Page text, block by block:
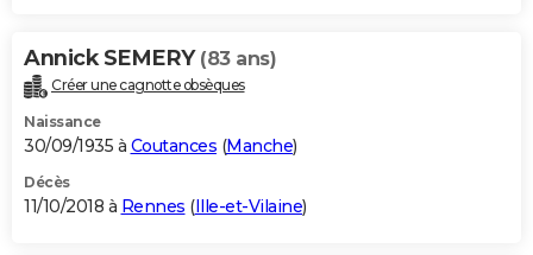
Annick SEMERY (83 ans)
Créer une cagnotte obsèques
Naissance
30/09/1935 à Coutances (Manche)
Décès
11/10/2018 à Rennes (Ille-et-Vilaine)